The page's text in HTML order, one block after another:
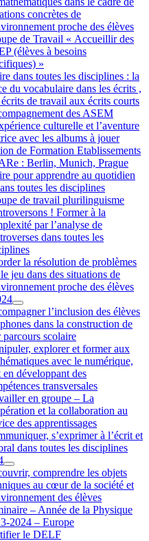
concrètes de
proche des élèves
de Travail « Accueillir des
(élèves à besoins
»
dans toutes les disciplines : la
du vocabulaire dans les écrits ,
écrits de travail aux écrits courts
des ASEM
culturelle et l’aventure
avec les albums à jouer
de Formation Etablissements
: Berlin, Munich, Prague
pour apprendre au quotidien
toutes les disciplines
de travail plurilinguisme
! Former à la
par l’analyse de
dans toutes les
la résolution de problèmes
jeu dans des situations de
proche des élèves
l’inclusion des élèves
dans la construction de
parcours scolaire
explorer et former aux
avec le numérique,
en développant des
transversales
en groupe – La
et la collaboration au
des apprentissages
s’exprimer à l’écrit et
dans toutes les disciplines
comprendre les objets
au cœur de la société et
des élèves
– Année de la Physique
2024 – Europe
le DELF